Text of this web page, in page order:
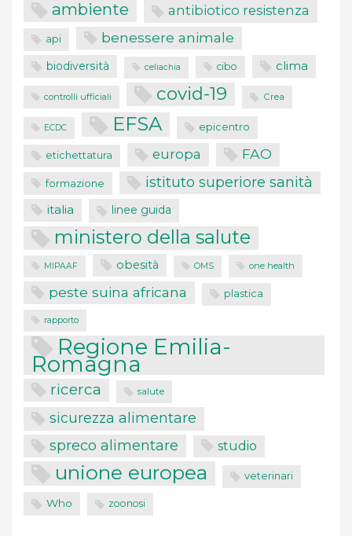
ambiente antibiotico resistenza
api benessere animale
biodiversità celiachia cibo clima
controlli ufficiali covid-19 Crea
ECDC EFSA epicentro
etichettatura europa FAO
formazione istituto superiore sanità
italia linee guida
ministero della salute
MIPAAF obesità OMS one health
peste suina africana plastica
rapporto
Regione Emilia-
Romagna
ricerca salute
sicurezza alimentare
spreco alimentare studio
unione europea veterinari
Who zoonosi